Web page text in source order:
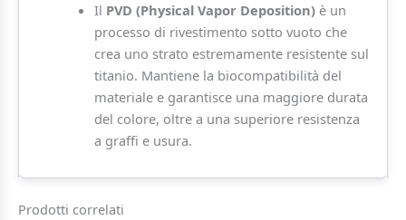
Il PVD (Physical Vapor Deposition)è un
processo di rivestimento sotto vuoto che
crea uno strato estremamente resistente sul
titanio. Mantiene la biocompatibilità del
materiale e garantisce una maggiore durata
del colore, oltre a una superiore resistenza
a graffi e usura.
Prodotti correlati